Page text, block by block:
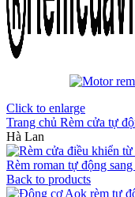
Click to enlarge
Trang chủ Rèm cửa tự
Hà Lan
Rèm roman tự động
Back to products